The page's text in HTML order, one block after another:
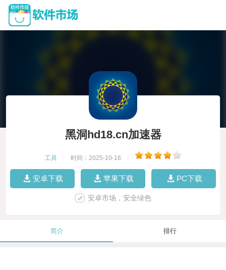
黑洞hd18.cn加速器
工具 时间：2025-10-16
安卓下载 苹果下载 PC下载
安卓市场，安全绿色
简介 排行